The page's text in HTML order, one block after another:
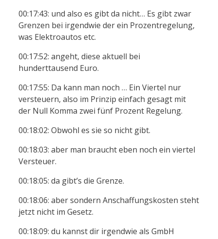
00:17:43: und also es gibt da nicht… Es gibt zwar
Grenzen bei irgendwie der ein Prozentregelung,
was Elektroautos etc.
00:17:52: angeht, diese aktuell bei
hunderttausend Euro.
00:17:55: Da kann man noch … Ein Viertel nur
versteuern, also im Prinzip einfach gesagt mit
der Null Komma zwei fünf Prozent Regelung.
00:18:02: Obwohl es sie so nicht gibt.
00:18:03: aber man braucht eben noch ein viertel
Versteuer.
00:18:05: da gibt’s die Grenze.
00:18:06: aber sondern Anschaffungskosten steht
jetzt nicht im Gesetz.
00:18:09: du kannst dir irgendwie als GmbH